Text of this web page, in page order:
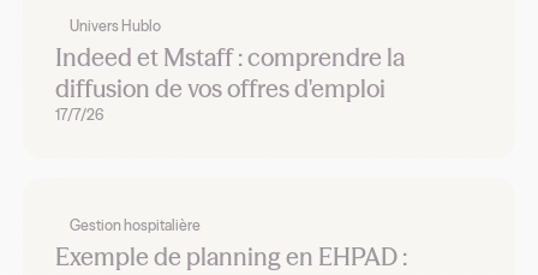
Univers Hublo
Indeed et Mstaff : comprendre la
diffusion de vos offres d'emploi
17/7/26
Gestion hospitalière
Exemple de planning en EHPAD :